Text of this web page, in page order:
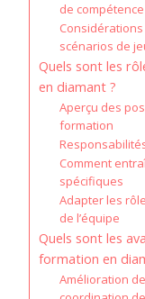
de
scénarios de
Quels sont les
en diamant ?
Aperçu des
formation
Comment
spécifiques
Adapter les
de l’équipe
Quels sont les
formation en
Amélioration